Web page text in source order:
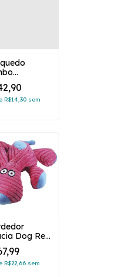
De
Plush
Para Cães
R$14,30 sem
Dog Rest
Jambo
R$22,66 sem